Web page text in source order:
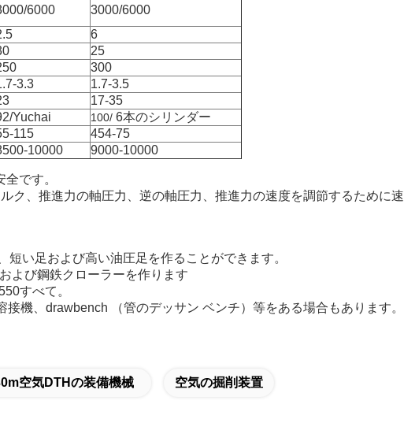
6000
3000/6000
6
25
300
3.3
1.7-3.5
17-35
Yuchai 100/ 6本のシリンダー
115
454-75
10000 9000-10000
です。
ク、推進力の軸圧力、逆の軸圧力、推進力の速度を調節するために
い足および高い油圧足を作ることができます。
よび鋼鉄クローラーを作ります
すべて。
機、drawbench （管のデッサン ベンチ）等をある場合もあります。
空気DTHの装備機械 空気の掘削装置